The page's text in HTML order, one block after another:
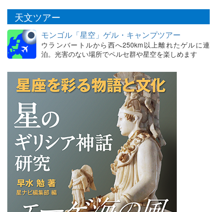
天文ツアー
モンゴル「星空」ゲル・キャンプツアー
ウランバートルから西へ250km以上離れたゲルに連
泊。光害のない場所でペルセ群や星空を楽しめます